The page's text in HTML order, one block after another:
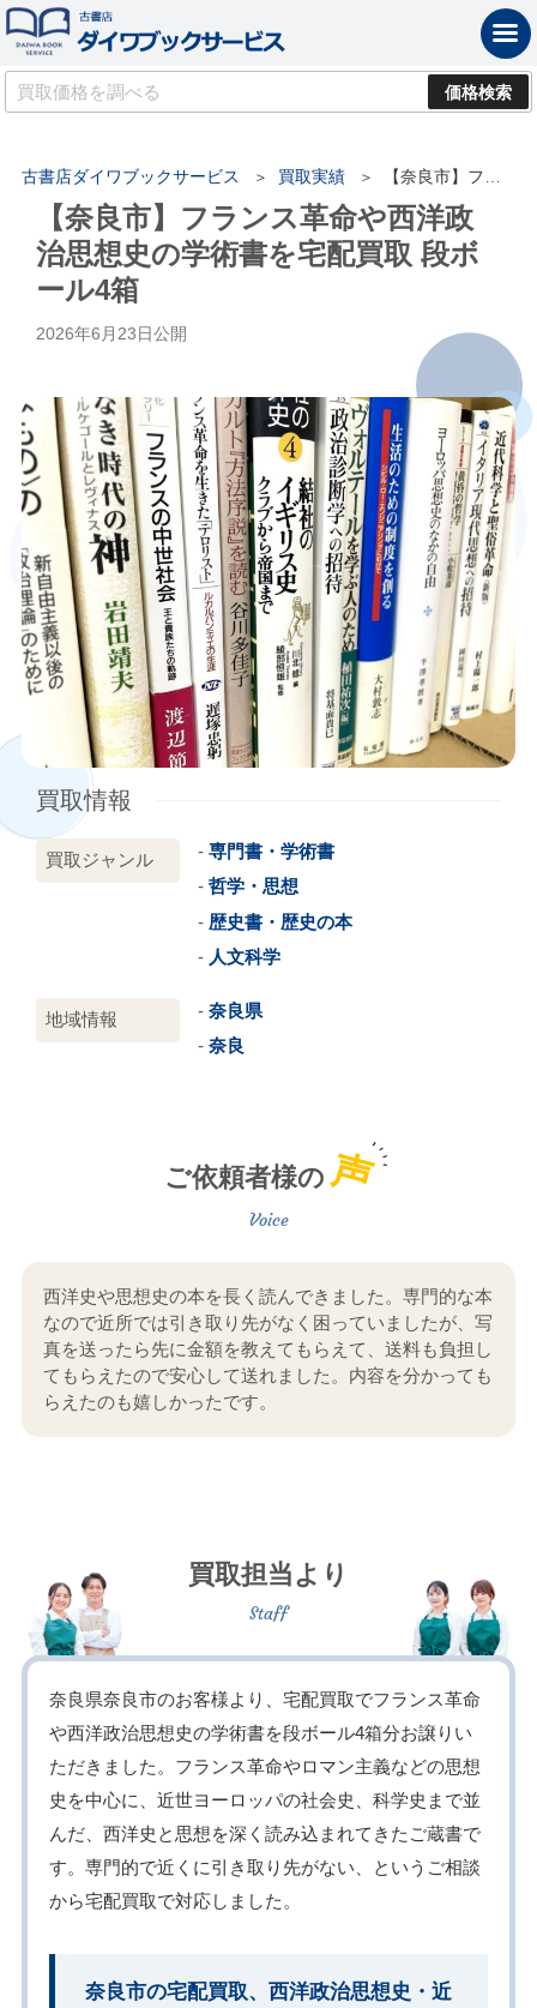
古書店ダイワブックサービス 買取実績 【奈良市】フランス革命や西洋政治思想史の学術書を宅配買取 段ボール4箱
【奈良市】フランス革命や西洋政
治思想史の学術書を宅配買取 段ボ
ール4箱
2026年6月23日公開
買取情報
買取ジャンル
専門書・学術書
哲学・思想
歴史書・歴史の本
人文科学
地域情報
奈良県
奈良
ご依頼者様の声
西洋史や思想史の本を長く読んできました。専門的な本
なので近所では引き取り先がなく困っていましたが、写
真を送ったら先に金額を教えてもらえて、送料も負担し
てもらえたので安心して送れました。内容を分かっても
らえたのも嬉しかったです。
買取担当より
奈良県奈良市のお客様より、宅配買取でフランス革命
や西洋政治思想史の学術書を段ボール4箱分お譲りい
ただきました。フランス革命やロマン主義などの思想
史を中心に、近世ヨーロッパの社会史、科学史まで並
んだ、西洋史と思想を深く読み込まれてきたご蔵書で
す。専門的で近くに引き取り先がない、というご相談
から宅配買取で対応しました。
奈良市の宅配買取、西洋政治思想史・近